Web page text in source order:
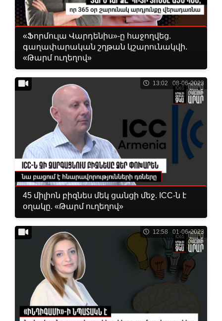
«Ֆորմուլա Վարդենիս»-ը հաջողվեց.
գաղափարական շղթան կշարունակվի.
«Թարմ ուղեղով»
13:02 08-06-2023
45 միլիոն բիզնես մեկ ցանցի մեջ. ICC-ն է
օղակը. «Թարմ ուղեղով»
12:58 01-06-2023